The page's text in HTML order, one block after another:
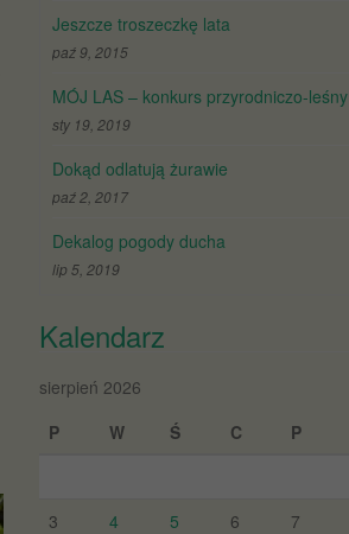
Jeszcze troszeczkę lata
paź 9, 2015
MÓJ LAS – konkurs przyrodniczo-leśny
sty 19, 2019
Dokąd odlatują żurawie
paź 2, 2017
Dekalog pogody ducha
lip 5, 2019
Kalendarz
sierpień 2026
P
W Ś C P
3
4 5 6 7